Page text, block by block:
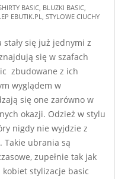
BASIC, BLUZKI BASIC,
EBUTIK.PL, STYLOWE CIUCHY
się już jednymi z
się w szafach
zbudowane z ich
wyglądem w
się one zarówno w
okazji. Odzież w stylu
nigdy nie wyjdzie z
Takie ubrania są
zupełnie tak jak
kobiet stylizacje basic